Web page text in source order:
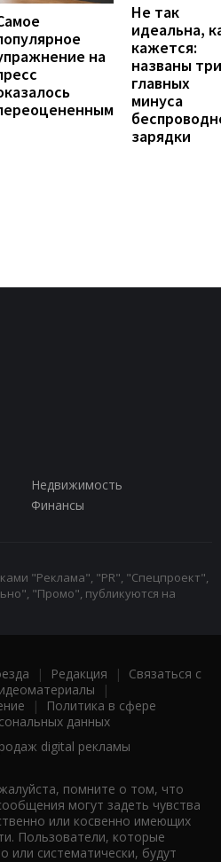
на
Не так
идеальна,
кажется:
названы три
главных
минуса
зарядки
Недвижимость
Финансы
"Реклама", "PR", "Спецпроект",
"Промо", публикуются на
| Редакция | Связаться с
|
|
Политика в сфере
данных
digital рекламы
помните о том, что
могут задеть чувства
или косвенно имеющих
Пользователи, которые
или систематически, будут